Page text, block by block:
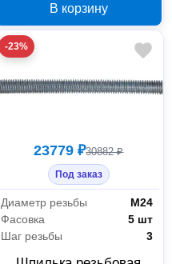
В корзину
-23%
23779 ₽30882 ₽
Под заказ
Диаметр резьбы
М24
Фасовка
5 шт
Шаг резьбы
3